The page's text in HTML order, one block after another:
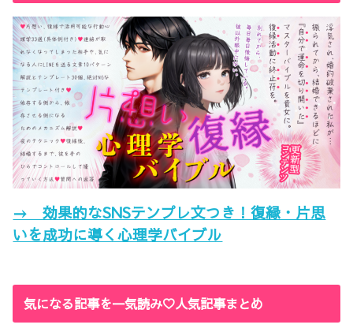
→ 効果的なSNSテンプレ文つき！復縁・片思
いを成功に導く心理学バイブル
気になる記事を一気読み♡人気記事まとめ